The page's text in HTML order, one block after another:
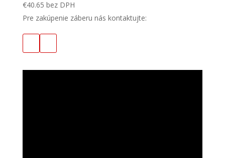
€40.65 bez DPH
Pre zakúpenie záberu nás kontaktujte: